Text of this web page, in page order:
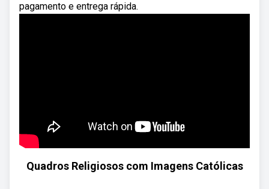
pagamento e entrega rápida.
Quadros Religiosos com Imagens Católicas